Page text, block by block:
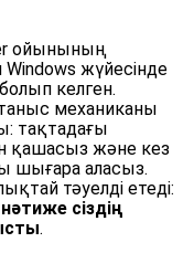
ойынының
Windows жүйесінде
келген.
таныс механиканы
тақтадағы
қашасыз және кез
шығара аласыз.
тәуелді етеді:
нәтиже сіздің
.